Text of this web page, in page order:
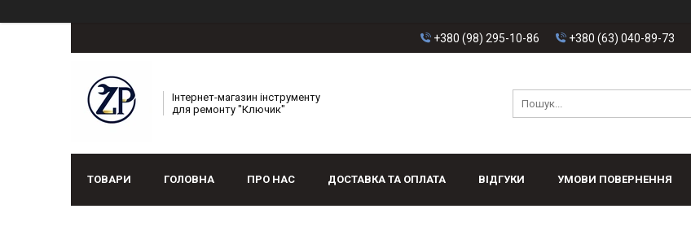
+380 (98) 295-10-86 +380 (63) 040-89-73
Інтернет-магазин інструменту
для ремонту "Ключик"
ТОВАРИ ГОЛОВНА ПРО НАС ДОСТАВКА ТА ОПЛАТА ВІДГУКИ УМОВИ ПОВЕРНЕННЯ